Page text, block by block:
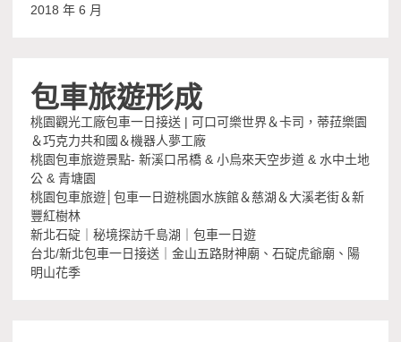
2018 年 6 月
包車旅遊形成
桃園觀光工廠包車一日接送 | 可口可樂世界＆卡司，蒂菈樂園
＆巧克力共和國＆機器人夢工廠
桃園包車旅遊景點- 新溪口吊橋 & 小烏來天空步道 & 水中土地
公 & 青塘園
桃園包車旅遊│包車一日遊桃園水族館＆慈湖＆大溪老街＆新
豐紅樹林
新北石碇｜秘境探訪千島湖｜包車一日遊
台北/新北包車一日接送｜金山五路財神廟、石碇虎爺廟、陽
明山花季